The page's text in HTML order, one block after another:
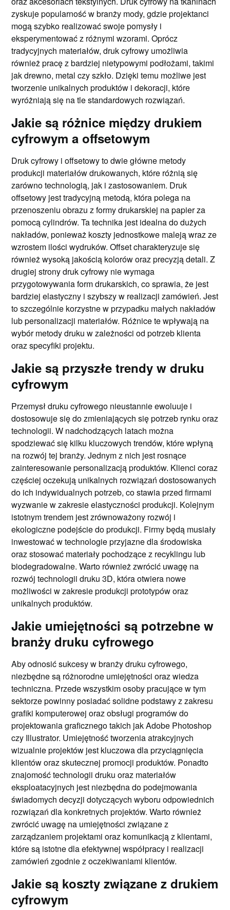
zyskuje popularność w branży mody, gdzie projektanci
mogą szybko realizować swoje pomysły i
eksperymentować z różnymi wzorami. Oprócz
tradycyjnych materiałów, druk cyfrowy umożliwia
również pracę z bardziej nietypowymi podłożami, takimi
jak drewno, metal czy szkło. Dzięki temu możliwe jest
tworzenie unikalnych produktów i dekoracji, które
wyróżniają się na tle standardowych rozwiązań.
Jakie są różnice między drukiem
cyfrowym a offsetowym
Druk cyfrowy i offsetowy to dwie główne metody
produkcji materiałów drukowanych, które różnią się
zarówno technologią, jak i zastosowaniem. Druk
offsetowy jest tradycyjną metodą, która polega na
przenoszeniu obrazu z formy drukarskiej na papier za
pomocą cylindrów. Ta technika jest idealna do dużych
nakładów, ponieważ koszty jednostkowe maleją wraz ze
wzrostem ilości wydruków. Offset charakteryzuje się
również wysoką jakością kolorów oraz precyzją detali. Z
drugiej strony druk cyfrowy nie wymaga
przygotowywania form drukarskich, co sprawia, że jest
bardziej elastyczny i szybszy w realizacji zamówień. Jest
to szczególnie korzystne w przypadku małych nakładów
lub personalizacji materiałów. Różnice te wpływają na
wybór metody druku w zależności od potrzeb klienta
oraz specyfiki projektu.
Jakie są przyszłe trendy w druku
cyfrowym
Przemysł druku cyfrowego nieustannie ewoluuje i
dostosowuje się do zmieniających się potrzeb rynku oraz
technologii. W nadchodzących latach można
spodziewać się kilku kluczowych trendów, które wpłyną
na rozwój tej branży. Jednym z nich jest rosnące
zainteresowanie personalizacją produktów. Klienci coraz
częściej oczekują unikalnych rozwiązań dostosowanych
do ich indywidualnych potrzeb, co stawia przed firmami
wyzwanie w zakresie elastyczności produkcji. Kolejnym
istotnym trendem jest zrównoważony rozwój i
ekologiczne podejście do produkcji. Firmy będą musiały
inwestować w technologie przyjazne dla środowiska
oraz stosować materiały pochodzące z recyklingu lub
biodegradowalne. Warto również zwrócić uwagę na
rozwój technologii druku 3D, która otwiera nowe
możliwości w zakresie produkcji prototypów oraz
unikalnych produktów.
Jakie umiejętności są potrzebne w
branży druku cyfrowego
Aby odnosić sukcesy w branży druku cyfrowego,
niezbędne są różnorodne umiejętności oraz wiedza
techniczna. Przede wszystkim osoby pracujące w tym
sektorze powinny posiadać solidne podstawy z zakresu
grafiki komputerowej oraz obsługi programów do
projektowania graficznego takich jak Adobe Photoshop
czy Illustrator. Umiejętność tworzenia atrakcyjnych
wizualnie projektów jest kluczowa dla przyciągnięcia
klientów oraz skutecznej promocji produktów. Ponadto
znajomość technologii druku oraz materiałów
eksploatacyjnych jest niezbędna do podejmowania
świadomych decyzji dotyczących wyboru odpowiednich
rozwiązań dla konkretnych projektów. Warto również
zwrócić uwagę na umiejętności związane z
zarządzaniem projektami oraz komunikacją z klientami,
które są istotne dla efektywnej współpracy i realizacji
zamówień zgodnie z oczekiwaniami klientów.
Jakie są koszty związane z drukiem
cyfrowym